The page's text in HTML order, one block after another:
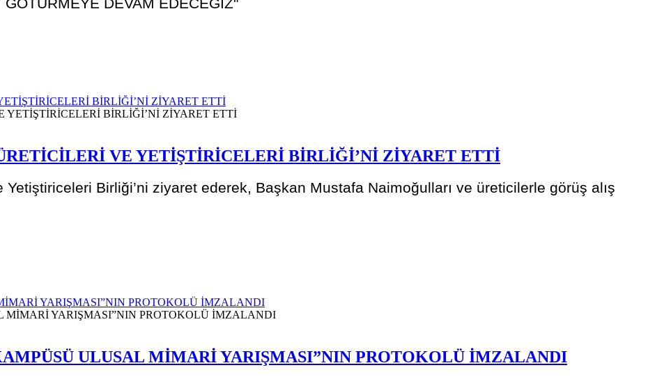
DEVAM EDECEĞİZ"
BİRLİĞİ’Nİ ZİYARET ETTİ
VE YETİŞTİRİCELERİ BİRLİĞİ’Nİ ZİYARET ETTİ
Birliği’ni ziyaret ederek, Başkan Mustafa Naimoğulları ve üreticilerle görüş alış
YARIŞMASI”NIN PROTOKOLÜ İMZALANDI
ULUSAL MİMARİ YARIŞMASI”NIN PROTOKOLÜ İMZALANDI